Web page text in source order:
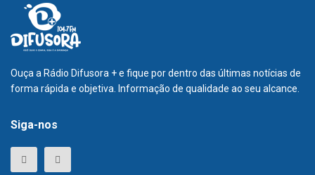
Ouça a Rádio Difusora + e fique por dentro das últimas notícias de
forma rápida e objetiva. Informação de qualidade ao seu alcance.
Siga-nos